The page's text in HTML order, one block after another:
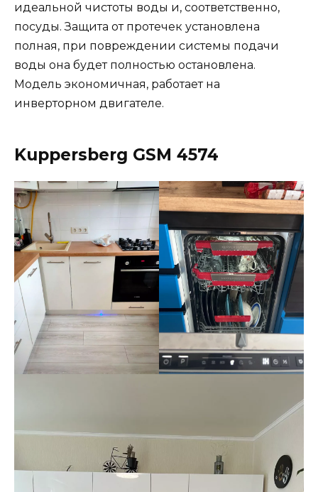
идеальной чистоты воды и, соответственно,
посуды. Защита от протечек установлена
полная, при повреждении системы подачи
воды она будет полностью остановлена.
Модель экономичная, работает на
инверторном двигателе.
Kuppersberg GSM 4574